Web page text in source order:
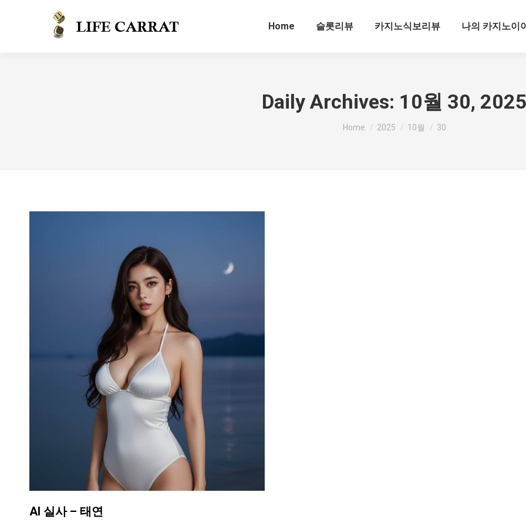
Home 슬롯리뷰 카지노식보리뷰 나의 카지노이
Daily Archives: 10월 30, 2025
You are here:
Home 2025 10월 30
AI 실사 – 태연